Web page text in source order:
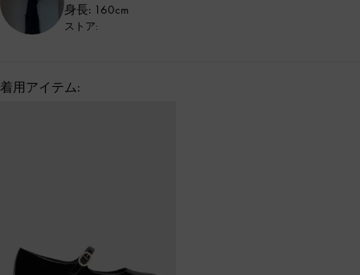
身長: 160cm
ストア:
着用アイテム: